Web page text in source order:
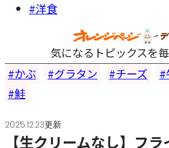
#洋食
気になるトピックスを
かぶ
グラタン チーズ
鮭
2025.12.23更新
【生クリームなし】フ